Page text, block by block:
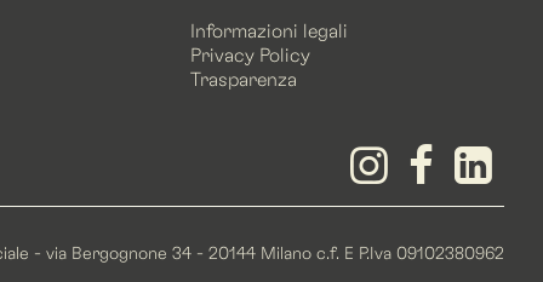
Informazioni legali
Privacy Policy
Trasparenza
- via Bergognone 34 - 20144 Milano c.f. E P.Iva 09102380962